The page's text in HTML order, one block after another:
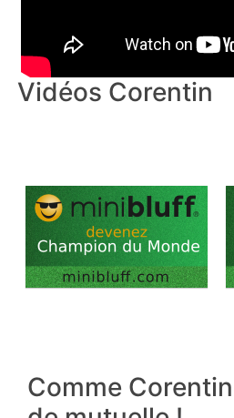
Vidéos Corentin
Comme